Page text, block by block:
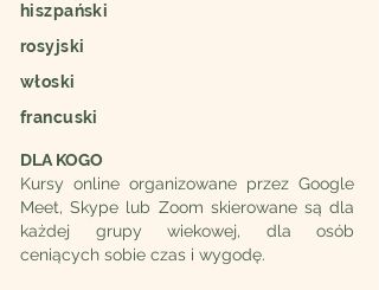
hiszpański
rosyjski
włoski
francuski
DLA KOGO
Kursy online organizowane przez Google
Meet, Skype lub Zoom skierowane są dla
każdej grupy wiekowej, dla osób
ceniących sobie czas i wygodę.